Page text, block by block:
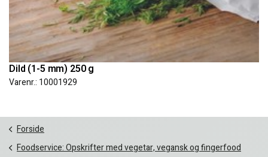
Dild (1-5 mm) 250 g
Varenr.: 10001929
Forside
Foodservice: Opskrifter med vegetar, vegansk og fingerfood